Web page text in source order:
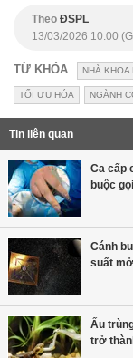
Theo ĐSPL
13/03/2026 10:00
TỪ KHÓA NHÀ KHOA
TỐI ƯU HÓA NGÀNH
Tin liên quan
Ca cấp
buộc
Cánh
suất
Ấu
trở